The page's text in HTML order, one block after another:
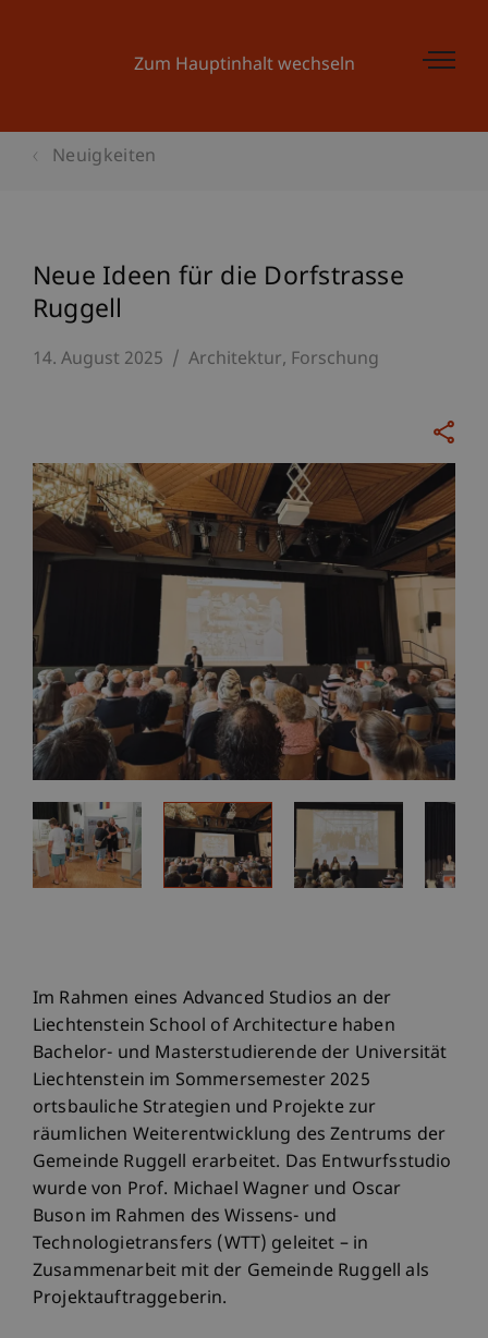
Zum Hauptinhalt wechseln
Neuigkeiten
Neue Ideen für die Dorfstrasse
Ruggell
14. August 2025 Architektur Forschung
Im Rahmen eines Advanced Studios an der
Liechtenstein School of Architecture haben
Bachelor- und Masterstudierende der Universität
Liechtenstein im Sommersemester 2025
ortsbauliche Strategien und Projekte zur
räumlichen Weiterentwicklung des Zentrums der
Gemeinde Ruggell erarbeitet. Das Entwurfsstudio
wurde von Prof. Michael Wagner und Oscar
Buson im Rahmen des Wissens- und
Technologietransfers (WTT) geleitet – in
Zusammenarbeit mit der Gemeinde Ruggell als
Projektauftraggeberin.